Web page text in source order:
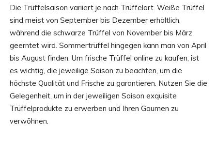
Die Trüffelsaison variiert je nach Trüffelart. Weiße Trüffel
sind meist von September bis Dezember erhältlich,
während die schwarze Trüffel von November bis März
geerntet wird. Sommertrüffel hingegen kann man von April
bis August finden. Um frische Trüffel online zu kaufen, ist
es wichtig, die jeweilige Saison zu beachten, um die
höchste Qualität und Frische zu garantieren. Nutzen Sie die
Gelegenheit, um in der jeweiligen Saison exquisite
Trüffelprodukte zu erwerben und Ihren Gaumen zu
verwöhnen.